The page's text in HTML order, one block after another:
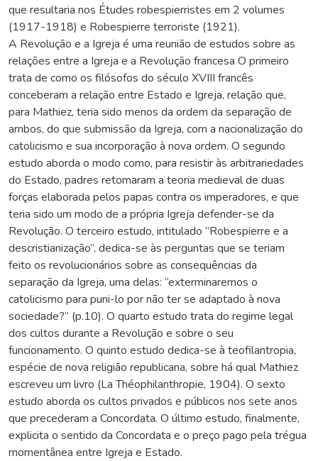
que resultaria nos Études robespierristes em 2 volumes
(1917-1918) e Robespierre terroriste (1921).
A Revolução e a Igreja é uma reunião de estudos sobre as
relações entre a Igreja e a Revolução francesa O primeiro
trata de como os filósofos do século XVIII francês
conceberam a relação entre Estado e Igreja, relação que,
para Mathiez, teria sido menos da ordem da separação de
ambos, do que submissão da Igreja, com a nacionalização do
catolicismo e sua incorporação à nova ordem. O segundo
estudo aborda o modo como, para resistir às arbitrariedades
do Estado, padres retomaram a teoria medieval de duas
forças elaborada pelos papas contra os imperadores, e que
teria sido um modo de a própria Igreja defender-se da
Revolução. O terceiro estudo, intitulado “Robespierre e a
descristianização”, dedica-se às perguntas que se teriam
feito os revolucionários sobre as consequências da
separação da Igreja, uma delas: “exterminaremos o
catolicismo para puni-lo por não ter se adaptado à nova
sociedade?” (p.10). O quarto estudo trata do regime legal
dos cultos durante a Revolução e sobre o seu
funcionamento. O quinto estudo dedica-se à teofilantropia,
espécie de nova religião republicana, sobre há qual Mathiez
escreveu um livro (La Théophilanthropie, 1904). O sexto
estudo aborda os cultos privados e públicos nos sete anos
que precederam a Concordata. O último estudo, finalmente,
explicita o sentido da Concordata e o preço pago pela trégua
momentânea entre Igreja e Estado.